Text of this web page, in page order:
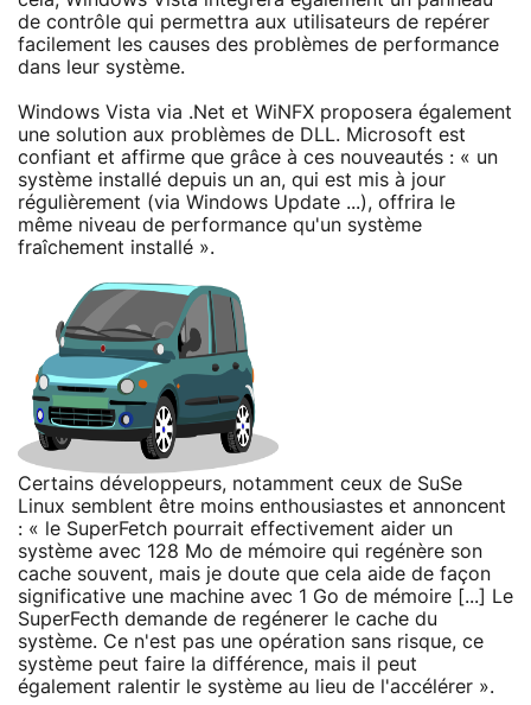
de contrôle qui permettra aux utilisateurs de repérer
facilement les causes des problèmes de performance
dans leur système.
Windows Vista via .Net et WiNFX proposera également
une solution aux problèmes de DLL. Microsoft est
confiant et affirme que grâce à ces nouveautés : « un
système installé depuis un an, qui est mis à jour
régulièrement (via Windows Update ...), offrira le
même niveau de performance qu'un système
fraîchement installé ».
Certains développeurs, notamment ceux de SuSe
Linux semblent être moins enthousiastes et annoncent
: « le SuperFetch pourrait effectivement aider un
système avec 128 Mo de mémoire qui regénère son
cache souvent, mais je doute que cela aide de façon
significative une machine avec 1 Go de mémoire [...] Le
SuperFecth demande de regénerer le cache du
système. Ce n'est pas une opération sans risque, ce
système peut faire la différence, mais il peut
également ralentir le système au lieu de l'accélérer ».